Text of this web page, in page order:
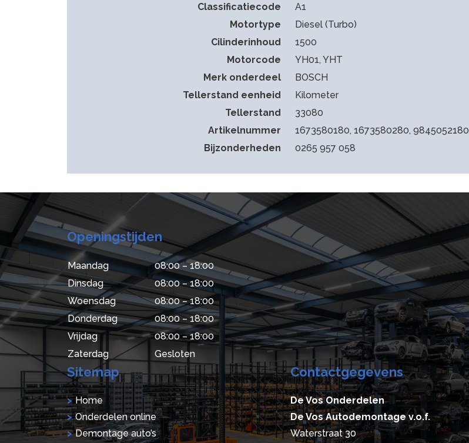
Classificatiecode
A1
Motortype
Diesel (Turbo)
Cilinderinhoud
1500
Motorcode
YH01, YHT
Merk onderdeel
BOSCH
Tellerstand eenheid
Kilometer
Tellerstand
33080
Artikelnummer
1673580180, 1673580280, 9845052180
Bijzonderheden
0265 957 058
Openingstijden
Maandag
08:00 – 18:00
Dinsdag
08:00 – 18:00
Woensdag
08:00 – 18:00
Donderdag
08:00 – 18:00
Vrijdag
08:00 – 18:00
Zaterdag
Gesloten
Sitemap
Home
Onderdelen online
Demontage auto’s
Contactgegevens
De Vos Onderdelen
De Vos Autodemontage v.o.f.
Waterstraat 30